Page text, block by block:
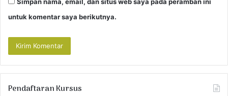
Simpan nama, email, dan situs web saya pada peramban ini
untuk komentar saya berikutnya.
Pendaftaran Kursus